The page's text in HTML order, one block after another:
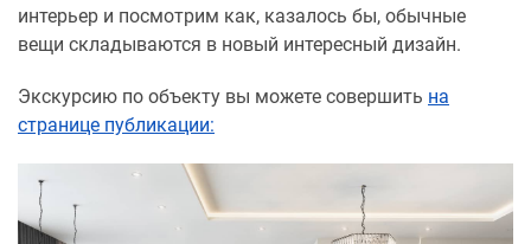
интерьер и посмотрим как, казалось бы, обычные
вещи складываются в новый интересный дизайн.
Экскурсию по объекту вы можете совершить на
странице публикации: